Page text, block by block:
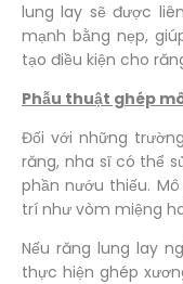
lung lay sẽ được
mạnh bằng nẹp,
tạo điều kiện cho
Phẫu thuật ghép
Đối với những
răng, nha sĩ có thể
phần nướu thiếu.
trí như vòm miệng
Nếu răng lung lay
thực hiện ghép